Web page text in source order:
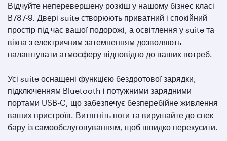
Відчуйте неперевершену розкіш у нашому бізнес класі
B787-9. Двері suite створюють приватний і спокійний
простір під час вашої подорожі, а освітлення у suite та
вікна з електричним затемненням дозволяють
налаштувати атмосферу відповідно до ваших потреб.
Усі suite оснащені функцією бездротової зарядки,
підключенням Bluetooth і потужними зарядними
портами USB-C, що забезпечує безперебійне живлення
ваших пристроїв. Витягніть ноги та вирушайте до снек-
бару із самообслуговуванням, щоб швидко перекусити.